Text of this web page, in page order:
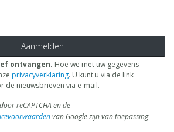
Aanmelden
ontvangen. Hoe we met uw gegevens
privacyverklaring. U kunt u via de link
de nieuwsbrieven via e-mail.
reCAPTCHA en de
van Google zijn van toepassing